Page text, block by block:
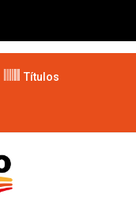
Títulos